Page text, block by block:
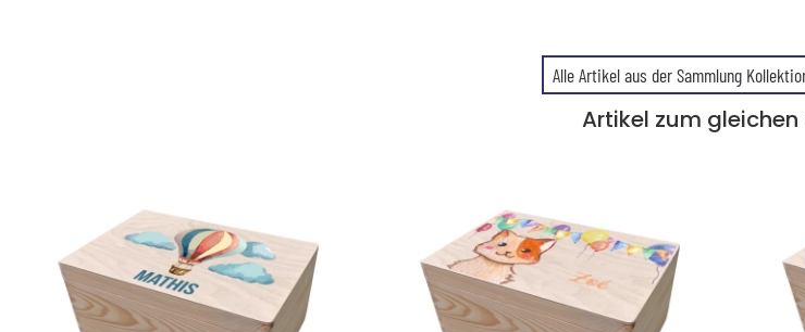
Alle Artikel aus der Sammlung
Artikel zum gleichen